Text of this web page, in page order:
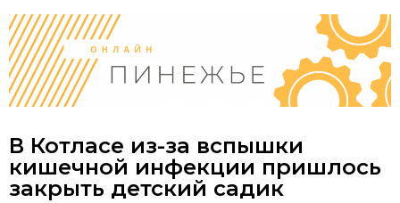
В Котласе из-за вспышки
кишечной инфекции пришлось
закрыть детский садик